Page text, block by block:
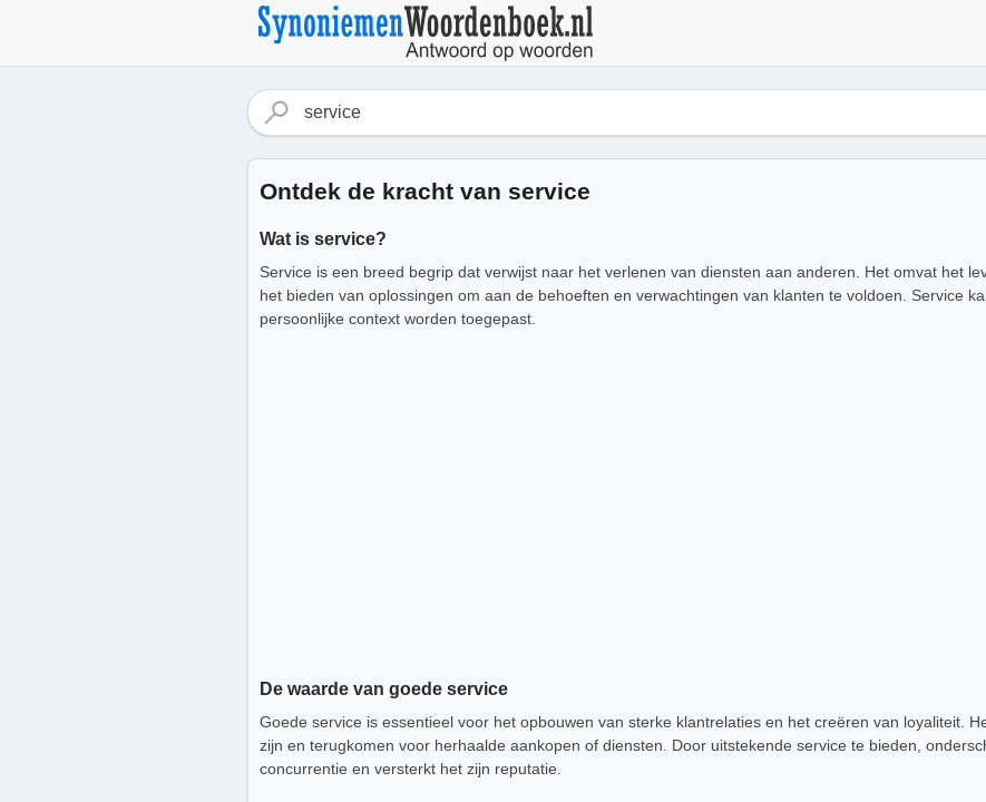
Ontdek de kracht van service
Wat is service?
Service is een breed begrip dat verwijst naar het verlenen van diensten aan anderen. Het omvat het
het bieden van oplossingen om aan de behoeften en verwachtingen van klanten te voldoen. Service
persoonlijke context worden toegepast.
De waarde van goede service
Goede service is essentieel voor het opbouwen van sterke klantrelaties en het creëren van loyaliteit.
zijn en terugkomen voor herhaalde aankopen of diensten. Door uitstekende service te bieden,
concurrentie en versterkt het zijn reputatie.